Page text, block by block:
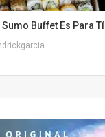
Buffet Es Para Tí